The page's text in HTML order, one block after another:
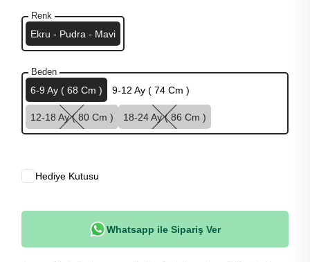
Renk
Ekru - Pudra - Mavi
Beden
6-9 Ay ( 68 Cm ) 9-12 Ay ( 74 Cm )
12-18 Ay ( 80 Cm ) 18-24 Ay ( 86 Cm )
Hediye Kutusu
Whatsapp ile Sipariş Ver